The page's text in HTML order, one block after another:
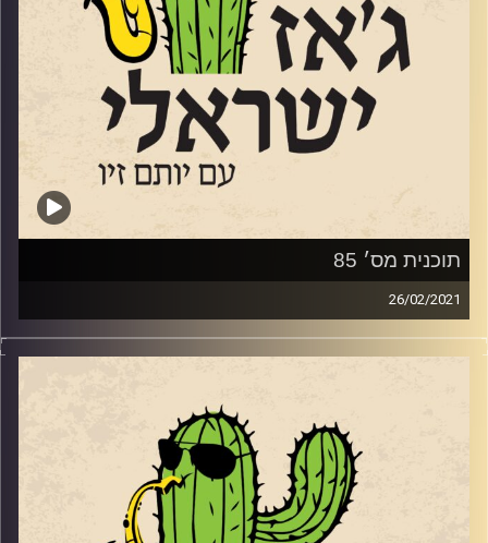
האזנה נעימה!
קרדיט תמונות:רותם בר-אילן
תוכנית מס׳ 85
26/02/2021
בשנות ה-50, בנוסף לדיפלומטים מקצועיים,
כדי להפיץ רעיונות של דמוקרטיה ושוויון. בין
היתר הופיעו מטעם המשרד לואי ארמסטרונג,
דיזי גילספי ודייב ברובק, שבהשראת המקצבים
הבלקנים שספג בסיבוב ההופעות שלו באזור
כתב את אחד מאלבומי הג'ז המצליחים בכל